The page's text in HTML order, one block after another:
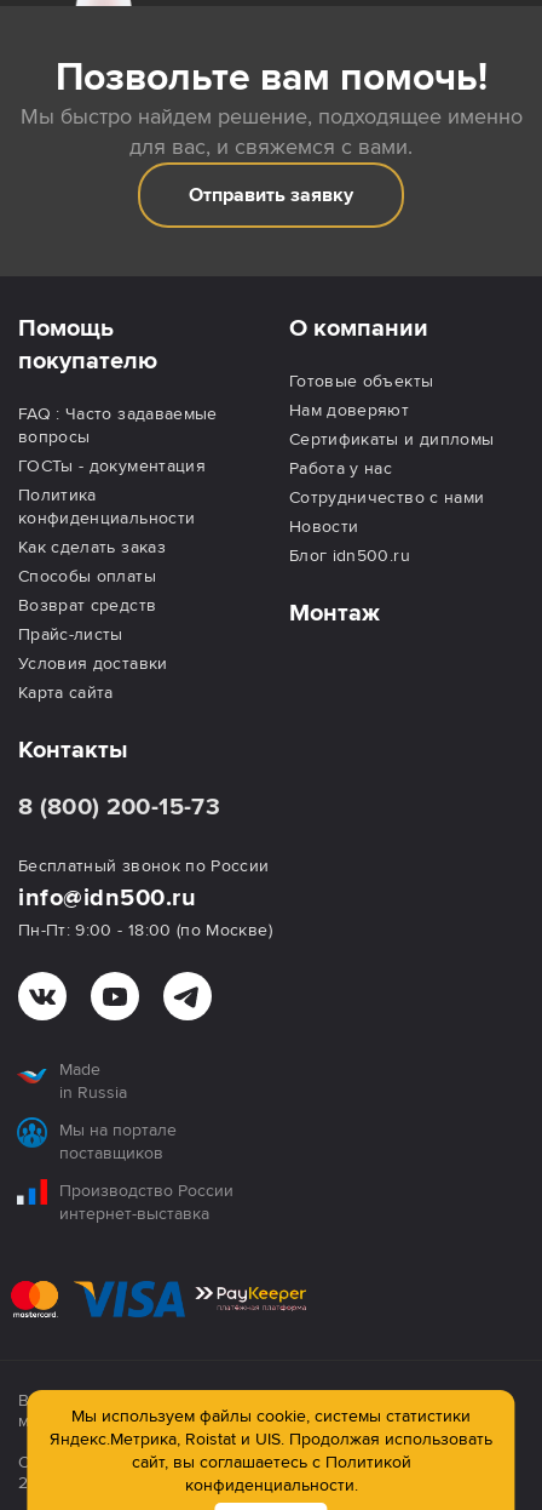
Позвольте вам помочь!
Мы быстро найдем решение, подходящее именно
для вас, и свяжемся с вами.
Отправить заявку
Помощь
покупателю
FAQ : Часто задаваемые
вопросы
ГОСТы - документация
Политика
конфиденциальности
Как сделать заказ
Способы оплаты
Возврат средств
Прайс-листы
Условия доставки
Карта сайта
О компании
Готовые объекты
Нам доверяют
Сертификаты и дипломы
Работа у нас
Сотрудничество с нами
Новости
Блог idn500.ru
Монтаж
Контакты
8 (800) 200-15-73
Бесплатный звонок по России
info@idn500.ru
Пн-Пт: 9:00 - 18:00 (по Москве)
Made
in Russia
Мы на портале
поставщиков
Производство России
интернет-выставка
Все продукция сертифицирована. Использование
материалов сайта строго запрещено!
Официальный сайт компании: © ООО ПК «Технология»,
2003—2026
Мы используем файлы cookie, системы статистики
Яндекс.Метрика, Roistat и UIS. Продолжая использовать
сайт, вы соглашаетесь с Политикой
конфиденциальности.